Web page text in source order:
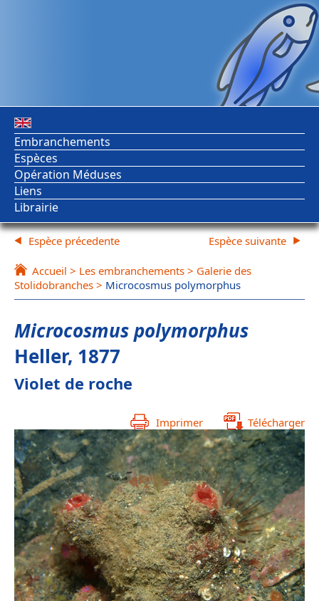
Embranchements
Espèces
Opération Méduses
Liens
Librairie
Espèce précedente
Accueil > Les embranchements > Galerie des
Stolidobranches > Microcosmus polymorphus
Espèce suivante
Microcosmus polymorphus
Heller, 1877
Violet de roche
Imprimer Télécharger